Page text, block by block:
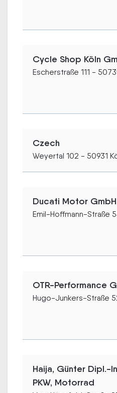
Cycle Shop Köln
Escherstraße 111 -
Czech
Weyertal 102 - 50931
Ducati Motor GmbH
Emil-Hoffmann-Straße
OTR-Performance
Hugo-Junkers-Straße
Haija, Günter Dipl.-
PKW, Motorrad